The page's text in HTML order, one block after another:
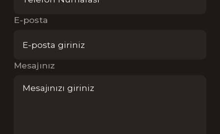
E-posta
Mesajınız